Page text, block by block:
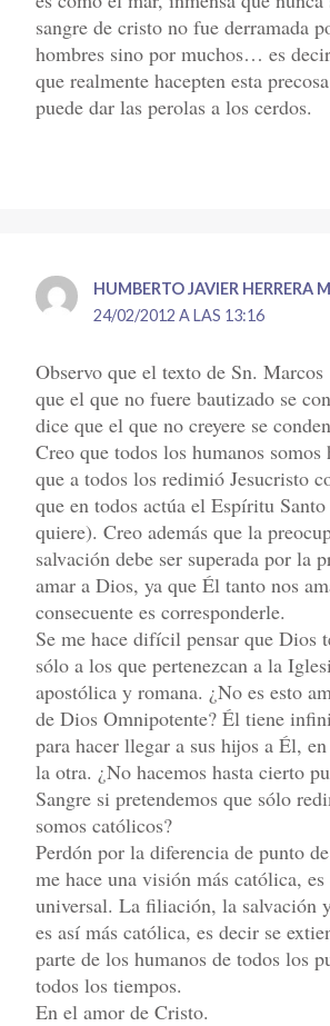
sangre de cristo no fue derramada
hombres sino por muchos… es
que realmente hacepten esta
puede dar las perolas a los cerdos.
HUMBERTO JAVIER HERRERA
24/02/2012 A LAS 13:16
Observo que el texto de Sn.
que el que no fuere bautizado se
dice que el que no creyere se
Creo que todos los humanos
que a todos los redimió Jesucristo
que en todos actúa el Espíritu
quiere). Creo además que la
salvación debe ser superada por la
amar a Dios, ya que Él tanto nos
consecuente es corresponderle.
Se me hace difícil pensar que Dios
sólo a los que pertenezcan a la
apostólica y romana. ¿No es esto
de Dios Omnipotente? Él tiene
para hacer llegar a sus hijos a Él,
la otra. ¿No hacemos hasta cierto
Sangre si pretendemos que sólo
somos católicos?
Perdón por la diferencia de punto
me hace una visión más católica,
universal. La filiación, la salvación
es así más católica, es decir se
parte de los humanos de todos los
todos los tiempos.
En el amor de Cristo.